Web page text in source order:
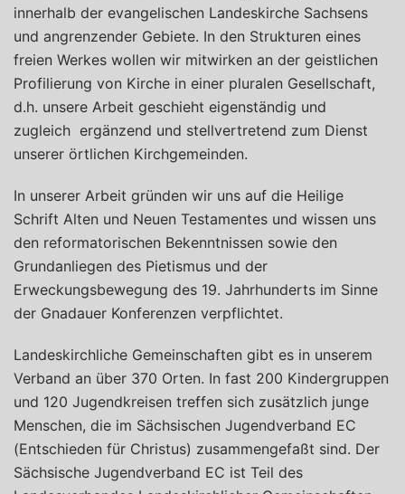
innerhalb der evangelischen Landeskirche Sachsens
und angrenzender Gebiete. In den Strukturen eines
freien Werkes wollen wir mitwirken an der geistlichen
Profilierung von Kirche in einer pluralen Gesellschaft,
d.h. unsere Arbeit geschieht eigenständig und
zugleich ergänzend und stellvertretend zum Dienst
unserer örtlichen Kirchgemeinden.
In unserer Arbeit gründen wir uns auf die Heilige
Schrift Alten und Neuen Testamentes und wissen uns
den reformatorischen Bekenntnissen sowie den
Grundanliegen des Pietismus und der
Erweckungsbewegung des 19. Jahrhunderts im Sinne
der Gnadauer Konferenzen verpflichtet.
Landeskirchliche Gemeinschaften gibt es in unserem
Verband an über 370 Orten. In fast 200 Kindergruppen
und 120 Jugendkreisen treffen sich zusätzlich junge
Menschen, die im Sächsischen Jugendverband EC
(Entschieden für Christus) zusammengefaßt sind. Der
Sächsische Jugendverband EC ist Teil des